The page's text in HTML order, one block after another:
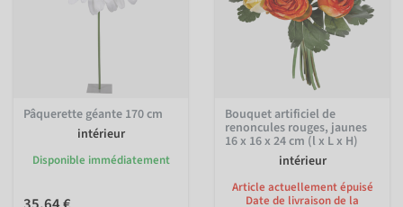
Pâquerette géante 170 cm
intérieur
Disponible immédiatement
Bouquet artificiel de
renoncules rouges, jaunes
16 x 16 x 24 cm (l x L x H)
intérieur
Article actuellement épuisé
Date de livraison de la